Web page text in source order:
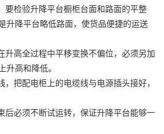
要检验升降平台橱柜台面和路面的平整
升降平台略低路面，使货品便捷的运送
升高全过程中平移变换不偏位，必须另加
升高和降低。
把配电柜上的电缆线与电源插头接好，
后必须不断试运转，保证升降平台能够一